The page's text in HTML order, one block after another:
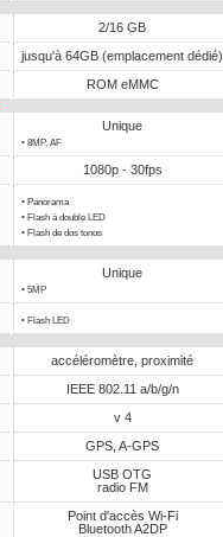
2/16 GB
jusqu'à 64GB (emplacement dédié)
ROM eMMC
Unique
• 8MP, AF
1080p - 30fps
• Panorama
• Flash à double LED
• Flash de dos tonos
Unique
• 5MP
• Flash LED
accéléromètre, proximité
IEEE 802.11 a/b/g/n
v 4
GPS, A-GPS
USB OTG
radio FM
Point d'accès Wi-Fi
Bluetooth A2DP